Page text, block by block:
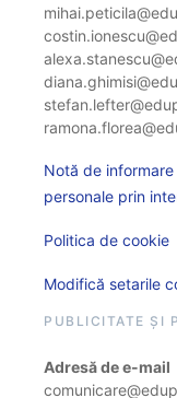
Notă de
personale prin
Politica de cookie
Modifică setarile
PUBLICITATE ȘI
Adresă de e-mail